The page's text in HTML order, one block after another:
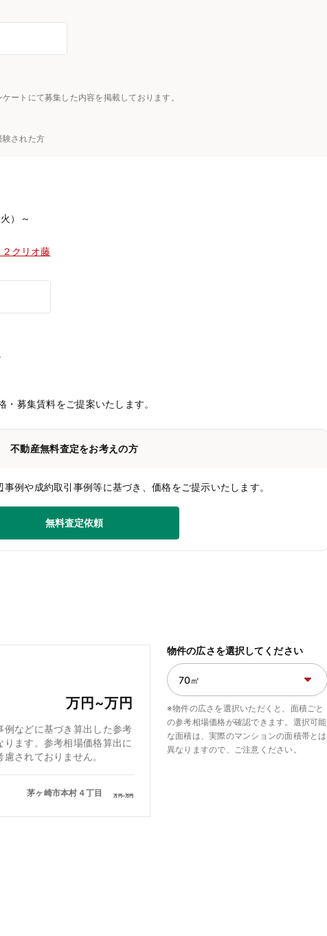
ートにて募集した内容を掲載しております。
された方
）～
クリオ藤
募集賃料をご提案いたします。
不動産無料査定をお考えの方
例や成約取引事例等に基づき、価格をご提示いたします。
無料査定依頼
万円~万円
などに基づき算出した参考
ます。参考相場価格算出に
されておりません。
茅ヶ崎市本村４丁目 万円~万円
物件の広さを選択してください
※物件の広さを選択いただくと、面積ごと
の参考相場価格が確認できます。選択可能
な面積は、実際のマンションの面積帯とは
異なりますので、ご注意ください。